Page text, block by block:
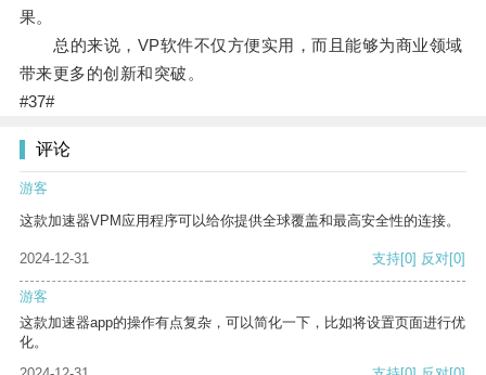
果。
总的来说，VP软件不仅方便实用，而且能够为商业领域
带来更多的创新和突破。
#37#
评论
游客
这款加速器VPM应用程序可以给你提供全球覆盖和最高安全性的连接。
2024-12-31 支持[0] 反对[0]
游客
这款加速器app的操作有点复杂，可以简化一下，比如将设置页面进行优
化。